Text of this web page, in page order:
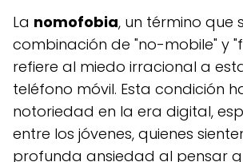
La nomofobia, un término que
combinación de "no-mobile" y
refiere al miedo irracional a
teléfono móvil. Esta condición
notoriedad en la era digital,
entre los jóvenes, quienes
profunda ansiedad al pensar